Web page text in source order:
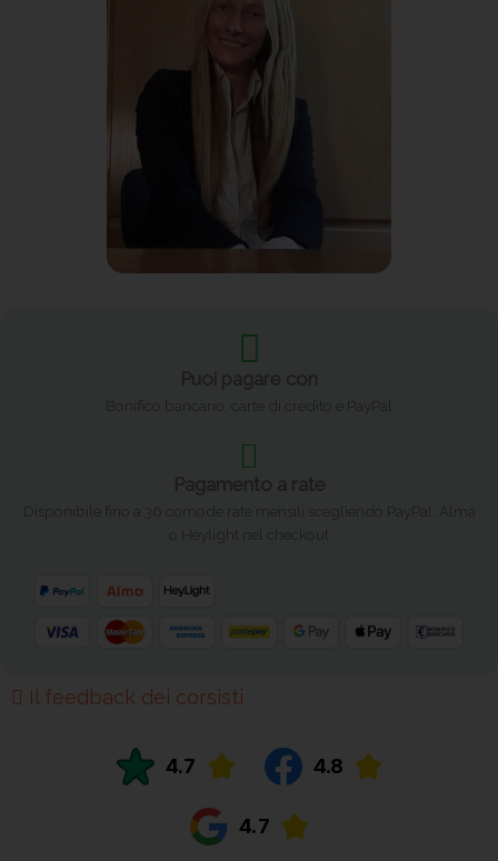
Il feedback dei corsisti